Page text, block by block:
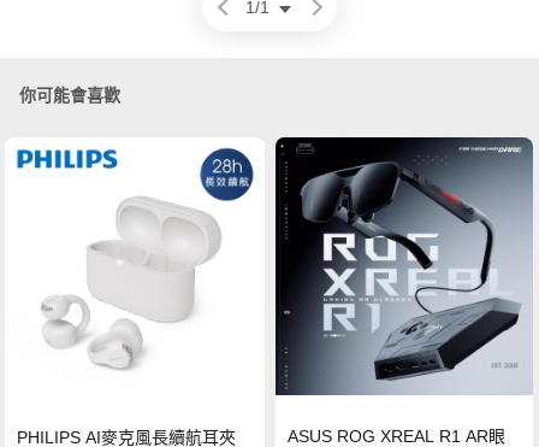
1/1
你可能會喜歡
PHILIPS AI麥克風長續航耳夾 ASUS ROG XREAL R1 AR眼